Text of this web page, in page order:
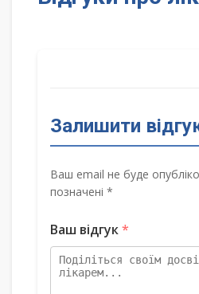
Залишити
Ваш email не буде
позначені *
Ваш відгук*